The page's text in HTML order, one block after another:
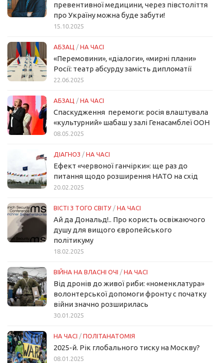
превентивної медицини, через півстоліття
про Україну можна буде забути!
15.10.2025
АБЗАЦ / НА ЧАСІ
«Перемовини», «діалоги», «мирні плани»
Росії: театр абсурду замість дипломатії
22.06.2025
АБЗАЦ / НА ЧАСІ
Спаскудження перемоги: росія влаштувала
«культурний» шабаш у залі Генасамблеї ООН
08.05.2025
ДІАГНОЗ / НА ЧАСІ
Ефект «червоної ганчірки»: ще раз до
питання щодо розширення НАТО на схід
20.02.2025
ВІСТІ З ТОГО СВІТУ / НА ЧАСІ
Ай да Дональд!.. Про користь освіжаючого
душу для вищого європейського
політикуму
18.02.2025
ВІЙНА НА ВЛАСНІ ОЧІ / НА ЧАСІ
Від дронів до живої риби: «номенклатура»
волонтерської допомоги фронту с початку
війни значно розширилась
30.01.2025
НА ЧАСІ / ПОЛІТАНАТОМІЯ
2025-й. Рік глобального тиску на Москву?
08.01.2025